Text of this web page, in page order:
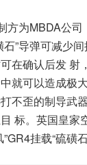
方为MBDA公
石”导弹可减少
在确认后发 射
就可以造成极
不歪的制导武
标。英国皇家
挂载“硫磺